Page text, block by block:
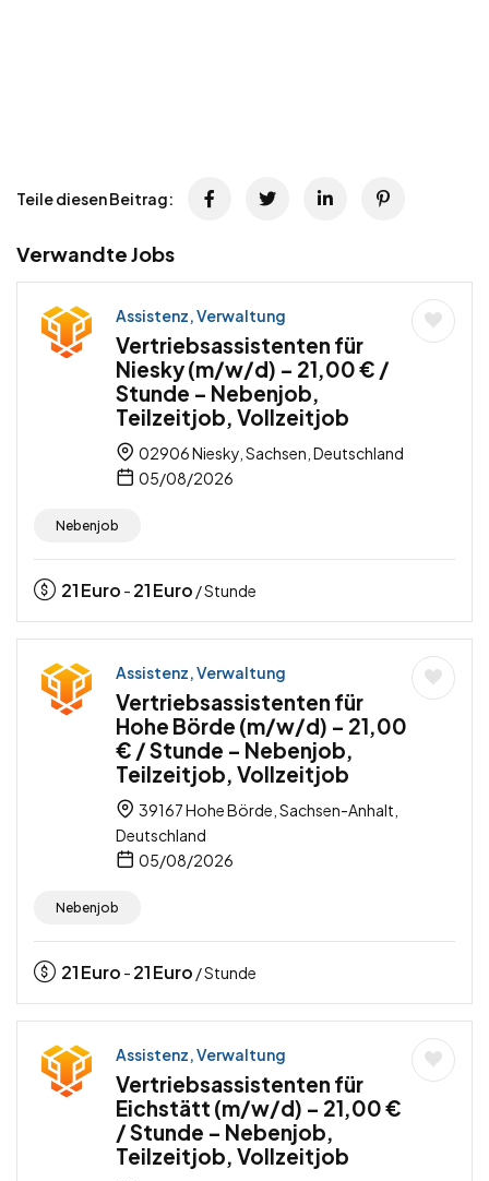
Teile diesen Beitrag:
Verwandte Jobs
Assistenz, Verwaltung
Vertriebsassistenten für
Niesky (m/w/d) – 21,00 € /
Stunde – Nebenjob,
Teilzeitjob, Vollzeitjob
02906 Niesky, Sachsen, Deutschland
05/08/2026
Nebenjob
21Euro - 21Euro / Stunde
Assistenz, Verwaltung
Vertriebsassistenten für
Hohe Börde (m/w/d) – 21,00
€ / Stunde – Nebenjob,
Teilzeitjob, Vollzeitjob
39167 Hohe Börde, Sachsen-Anhalt,
Deutschland
05/08/2026
Nebenjob
21Euro - 21Euro / Stunde
Assistenz, Verwaltung
Vertriebsassistenten für
Eichstätt (m/w/d) – 21,00 €
/ Stunde – Nebenjob,
Teilzeitjob, Vollzeitjob